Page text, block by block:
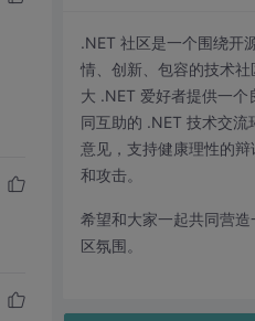
.NET 社区是一个围绕开
情、创新、包容的技术
大 .NET 爱好者提供一个
同互助的 .NET 技术交流
意见，支持健康理性的
和攻击。
希望和大家一起共同营
区氛围。